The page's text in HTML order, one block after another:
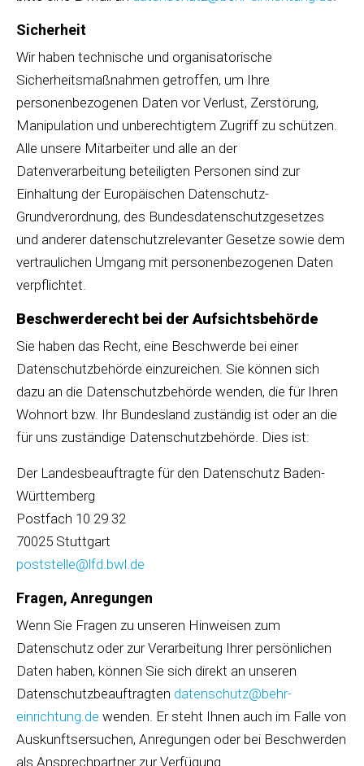
Sicherheit
Wir haben technische und organisatorische
Sicherheitsmaßnahmen getroffen, um Ihre
personenbezogenen Daten vor Verlust, Zerstörung,
Manipulation und unberechtigtem Zugriff zu schützen.
Alle unsere Mitarbeiter und alle an der
Datenverarbeitung beteiligten Personen sind zur
Einhaltung der Europäischen Datenschutz-
Grundverordnung, des Bundesdatenschutzgesetzes
und anderer datenschutzrelevanter Gesetze sowie dem
vertraulichen Umgang mit personenbezogenen Daten
verpflichtet.
Beschwerderecht bei der Aufsichtsbehörde
Sie haben das Recht, eine Beschwerde bei einer
Datenschutzbehörde einzureichen. Sie können sich
dazu an die Datenschutzbehörde wenden, die für Ihren
Wohnort bzw. Ihr Bundesland zuständig ist oder an die
für uns zuständige Datenschutzbehörde. Dies ist:
Der Landesbeauftragte für den Datenschutz Baden-
Württemberg
Postfach 10 29 32
70025 Stuttgart
poststelle@lfd.bwl.de
Fragen, Anregungen
Wenn Sie Fragen zu unseren Hinweisen zum
Datenschutz oder zur Verarbeitung Ihrer persönlichen
Daten haben, können Sie sich direkt an unseren
Datenschutzbeauftragten datenschutz@behr-
einrichtung.de wenden. Er steht Ihnen auch im Falle von
Auskunftsersuchen, Anregungen oder bei Beschwerden
als Ansprechpartner zur Verfügung.